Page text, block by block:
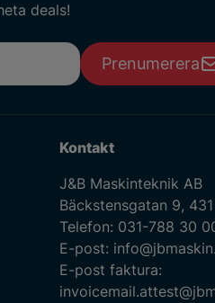
deals!
Prenumerera
Kontakt
J&B Maskinteknik AB
Bäckstensgatan 9,
Telefon: 031-788 30
E-post:
E-post faktura: